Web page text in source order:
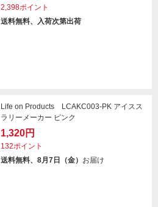
2,398ポイント
送料無料、入荷次第出荷
Life on Products LCAKC003-PK アイスス
ラリーメーカー ピンク
1,320円
132ポイント
送料無料、8月7日（金） お届け